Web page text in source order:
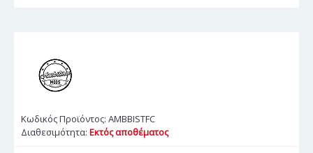
Κωδικός Προϊόντος: AMBBISTFC
Διαθεσιμότητα: Εκτός αποθέματος